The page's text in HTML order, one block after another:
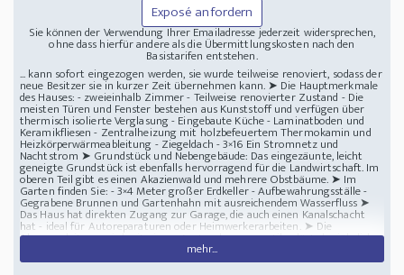
Exposé anfordern
Sie können der Verwendung Ihrer Emailadresse jederzeit widersprechen,
ohne dass hierfür andere als die Übermittlungskosten nach den
Basistarifen entstehen.
... kann sofort eingezogen werden, sie wurde teilweise renoviert, sodass der
neue Besitzer sie in kurzer Zeit übernehmen kann. ➤ Die Hauptmerkmale
des Hauses: - zweieinhalb Zimmer - Teilweise renovierter Zustand - Die
meisten Türen und Fenster bestehen aus Kunststoff und verfügen über
thermisch isolierte Verglasung - Eingebaute Küche - Laminatboden und
Keramikfliesen - Zentralheizung mit holzbefeuertem Thermokamin und
Heizkörperwärmeableitung - Ziegeldach - 3×16 Ein Stromnetz und
Nachtstrom ➤ Grundstück und Nebengebäude: Das eingezäunte, leicht
geneigte Grundstück ist ebenfalls hervorragend für die Landwirtschaft. Im
oberen Teil gibt es einen Akazienwald und mehrere Obstbäume. ➤ Im
Garten finden Sie: - 3×4 Meter großer Erdkeller - Aufbewahrungsställe -
Gegrabene Brunnen und Gartenhahn mit ausreichendem Wasserfluss ➤
Das Haus hat direkten Zugang zur Garage, die auch einen Kanalschacht
hat - ideal für Autoreparaturen oder Heimwerkerarbeiten. ➤ Die
Abwasserleitung wird mit einem Austrocknungsventil gelöst, der jährlich
von der Gemeinde auf eigene Kosten gereinigt wird. - Ausgezeichnete
Lage - Sümeg ist nur 10 Autominuten entfernt, der Balatonsee und Hévíz
mehr...